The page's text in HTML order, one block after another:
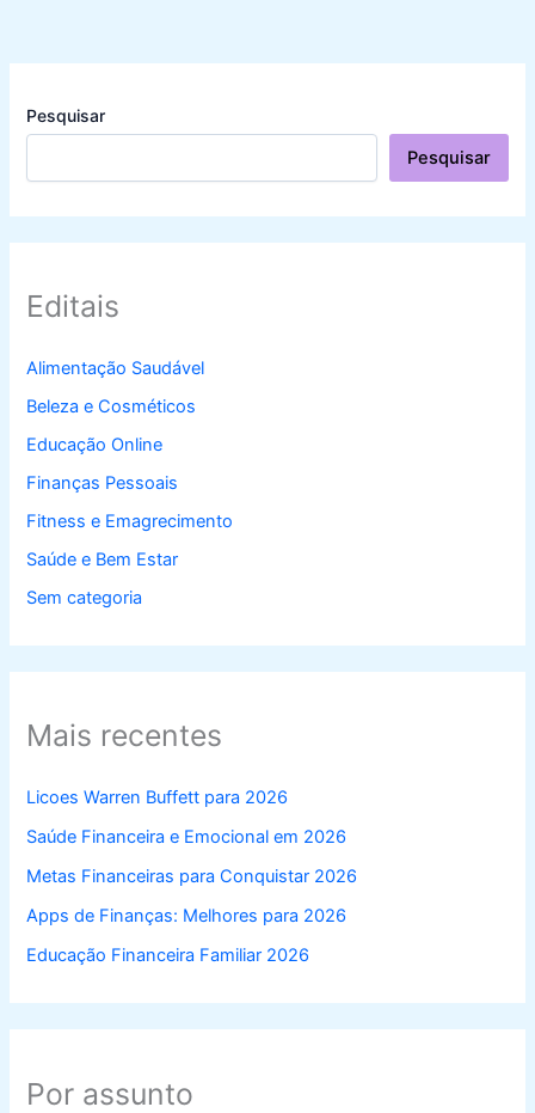
Pesquisar
Pesquisar
Editais
Alimentação Saudável
Beleza e Cosméticos
Educação Online
Finanças Pessoais
Fitness e Emagrecimento
Saúde e Bem Estar
Sem categoria
Mais recentes
Licoes Warren Buffett para 2026
Saúde Financeira e Emocional em 2026
Metas Financeiras para Conquistar 2026
Apps de Finanças: Melhores para 2026
Educação Financeira Familiar 2026
Por assunto